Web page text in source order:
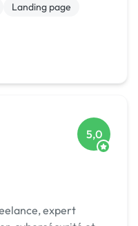
Landing page
5,0
expert